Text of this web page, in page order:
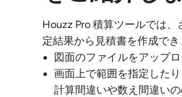
Houzz Pro 積算ツールでは
定結果から見積書を作成でき
図面のファイルをアップ
画面上で範囲を指定した
計算間違いや数え間違い